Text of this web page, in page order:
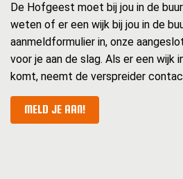
De Hofgeest moet bij jou in de
weten of er een wijk bij jou in de
aanmeldformulier in, onze
voor je aan de slag. Als er een wijk
komt, neemt de verspreider
MELD JE AAN!